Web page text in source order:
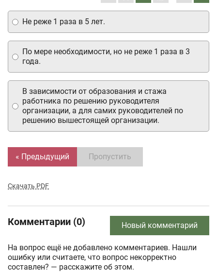
Не реже 1 раза в 5 лет.
По мере необходимости, но не реже 1 раза в 3
года.
В зависимости от образования и стажа
работника по решению руководителя
организации, а для самих руководителей по
решению вышестоящей организации.
« Предыдущий Пропустить
Скачать PDF
Комментарии (0) Новый комментарий
На вопрос ещё не добавлено комментариев. Нашли
ошибку или считаете, что вопрос некорректно
составлен? — расскажите об этом.